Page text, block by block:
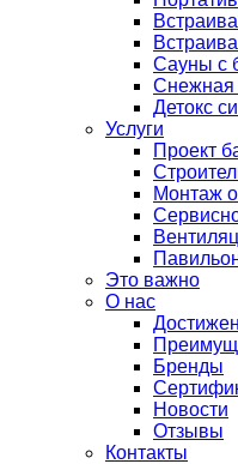
Сауны с
Снежная
Детокс
Услуги
Проект
Монтаж
Это важно
О нас
Бренды
Новости
Отзывы
Контакты